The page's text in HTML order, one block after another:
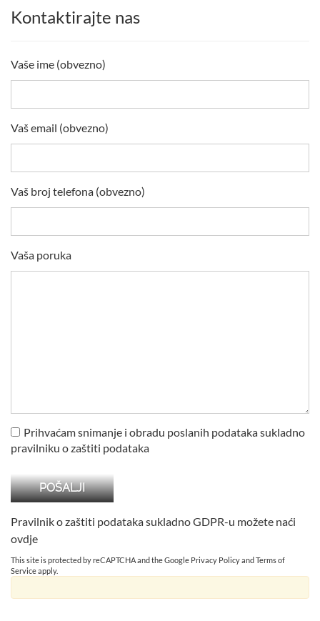
Kontaktirajte nas
Vaše ime (obvezno)
Vaš email (obvezno)
Vaš broj telefona (obvezno)
Vaša poruka
Prihvaćam snimanje i obradu poslanih podataka sukladno
pravilniku o zaštiti podataka
Pravilnik o zaštiti podataka sukladno GDPR-u možete naći
ovdje
This site is protected by reCAPTCHA and the Google Privacy PolicyandTerms of
Serviceapply.